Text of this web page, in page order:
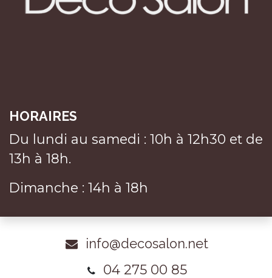
HORAIRES
Du lundi au samedi : 10h à 12h30 et de
13h à 18h.
Dimanche : 14h à 18h
info@decosalon.net
04 275 00 85